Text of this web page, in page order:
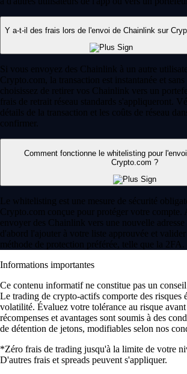
Y a-t-il des frais lors de l'envoi de Chainlink sur
Si vous envoyez des Chainlink à un autre
Crypto.com, la transaction est instantanée et
choisissez de retirer vos Chainlink vers un
frais de retrait réseau standards s'appliqueront.
détails de la transaction et les coûts de réseau
confirmer.
Comment fonctionne le whitelisting pour
Crypto.com ?
Le whitelisting est une mesure de sécurité
Crypto.com conçue pour protéger votre compte.
envoyer des Chainlink vers une nouvelle
d'abord l'ajouter à votre liste approuvée et
méthode de protection préférée, telle que la 2FA.
Informations importantes
Ce contenu informatif ne constitue pas un
Le trading de crypto-actifs comporte des risques
volatilité. Évaluez votre tolérance au risque
récompenses et avantages sont soumis à des
de détention de jetons, modifiables selon nos
*Zéro frais de trading jusqu'à la limite de votre
D'autres frais et spreads peuvent s'appliquer.